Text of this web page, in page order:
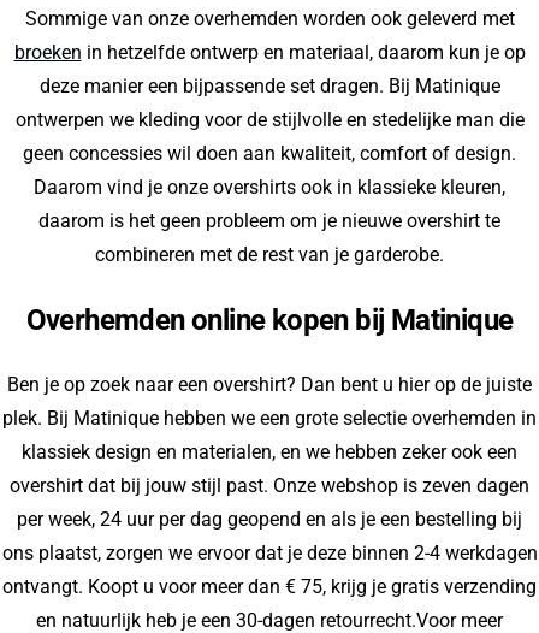
Sommige van onze overhemden worden ook geleverd met
broeken in hetzelfde ontwerp en materiaal, daarom kun je op
deze manier een bijpassende set dragen. Bij Matinique
ontwerpen we kleding voor de stijlvolle en stedelijke man die
geen concessies wil doen aan kwaliteit, comfort of design.
Daarom vind je onze overshirts ook in klassieke kleuren,
daarom is het geen probleem om je nieuwe overshirt te
combineren met de rest van je garderobe.
Overhemden online kopen bij Matinique
Ben je op zoek naar een overshirt? Dan bent u hier op de juiste
plek. Bij Matinique hebben we een grote selectie overhemden in
klassiek design en materialen, en we hebben zeker ook een
overshirt dat bij jouw stijl past. Onze webshop is zeven dagen
per week, 24 uur per dag geopend en als je een bestelling bij
ons plaatst, zorgen we ervoor dat je deze binnen 2-4 werkdagen
ontvangt. Koopt u voor meer dan € 75, krijg je gratis verzending
en natuurlijk heb je een 30-dagen retourrecht.Voor meer